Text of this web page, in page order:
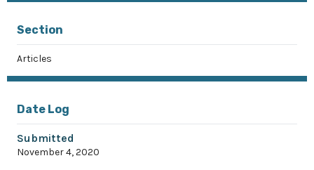
Section
Articles
Date Log
Submitted
November 4, 2020